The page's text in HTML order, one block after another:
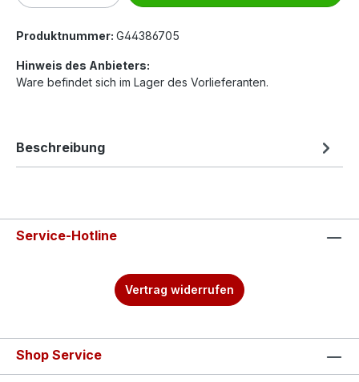
Produktnummer: G44386705
Hinweis des Anbieters:
Ware befindet sich im Lager des Vorlieferanten.
Beschreibung
Service-Hotline
Vertrag widerrufen
Shop Service